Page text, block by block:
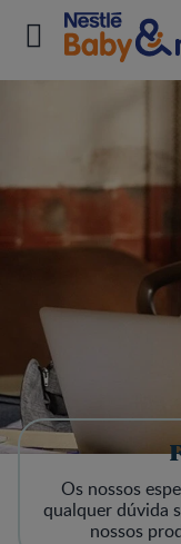
Os nossos
qualquer dúvida
nossos